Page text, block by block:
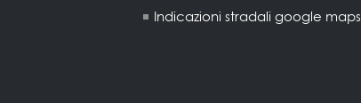
Indicazioni stradali google maps